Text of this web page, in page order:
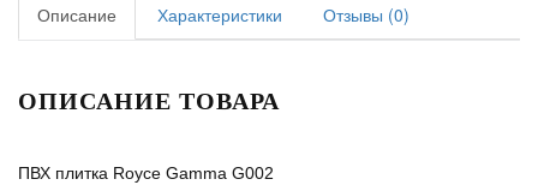
Описание Характеристики Отзывы (0)
ОПИСАНИЕ ТОВАРА
ПВХ плитка Royce Gamma G002